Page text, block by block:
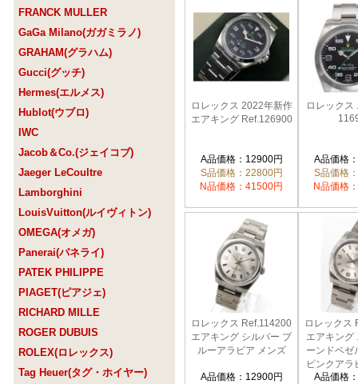
FRANCK MULLER
GaGa Milano(ガガミラノ)
GRAHAM(グラハム)
Gucci(グッチ)
Hermes(エルメス)
Hublot(ウブロ)
IWC
Jacob＆Co.(ジェイコブ)
Jaeger LeCoultre
Lamborghini
LouisVuitton(ルイヴィトン)
OMEGA(オメガ)
Panerai(パネライ)
PATEK PHILIPPE
PIAGET(ピアジェ)
RICHARD MILLE
ROGER DUBUIS
ROLEX(ロレックス)
Tag Heuer(タグ・ホイヤー)
ロレックス 2022年新作
エアキング Ref.126900
A品価格：12900円
S品価格：22800円
N品価格：41500円
ロレックス
A品価格
S品価格
N品価格
ロレックス Ref.114200
エアキング シルバー ブ
ルーアラビア メンズ
A品価格：12900円
ロレックス
エアキング
ーンドベゼ
ピンクアラ
A品価格